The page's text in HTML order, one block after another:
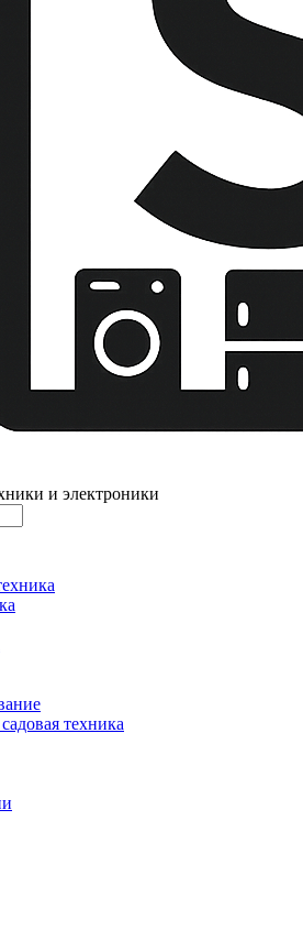
и электроники
техника